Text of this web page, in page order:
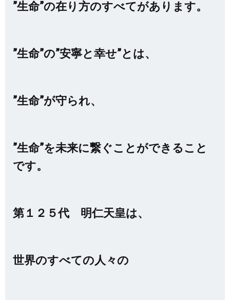
”生命”の在り方のすべてがあります。
”生命”の”安寧と幸せ”とは、
”生命”が守られ、
”生命”を未来に繋ぐことができること
です。
第１２５代 明仁天皇は、
世界のすべての人々の